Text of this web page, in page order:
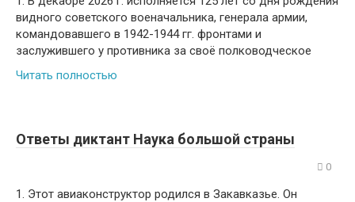
видного советского военачальника, генерала армии,
командовавшего в 1942-1944 гг. фронтами и
заслужившего у противника за своё полководческое
Читать полностью
Ответы диктант Наука большой страны
0
1. Этот авиаконструктор родился в Закавказье. Он